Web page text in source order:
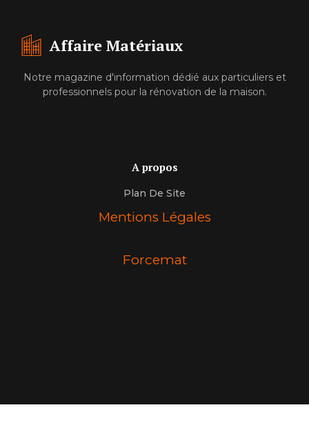
Affaire Matériaux
Notre magazine d'information dédié aux particuliers et
professionnels pour la rénovation de la maison.
A propos
Plan De Site
Mentions Légales
Forcemat